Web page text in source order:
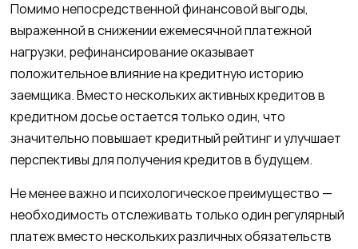
Помимо непосредственной финансовой выгоды,
выраженной в снижении ежемесячной платежной
нагрузки, рефинансирование оказывает
положительное влияние на кредитную историю
заемщика. Вместо нескольких активных кредитов в
кредитном досье остается только один, что
значительно повышает кредитный рейтинг и улучшает
перспективы для получения кредитов в будущем.
Не менее важно и психологическое преимущество —
необходимость отслеживать только один регулярный
платеж вместо нескольких различных обязательств